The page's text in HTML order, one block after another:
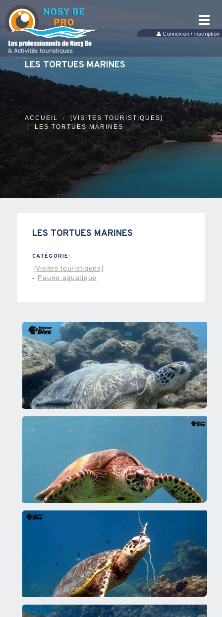
Connexion / inscription
LES TORTUES MARINES
ACCUEIL
[VISITES TOURISTIQUES]
LES TORTUES MARINES
LES TORTUES MARINES
CATÉGORIE:
[Visites touristiques]
- Faune aquatique